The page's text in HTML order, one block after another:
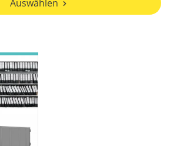
Auswählen